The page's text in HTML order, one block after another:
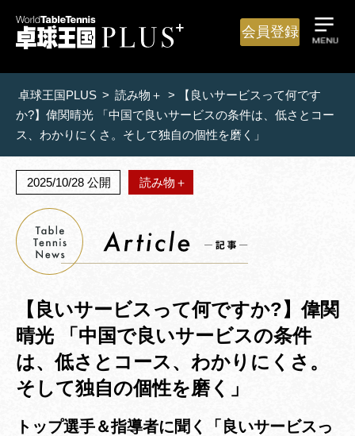
会員登録
卓球王国PLUS > 読み物＋ >
【良いサービスって何です
か?】偉関晴光 「中国で良いサービスの条件は、低さとコー
ス、わかりにくさ。そして独自の個性を磨く」
2025/10/28 公開 読み物＋
【良いサービスって何ですか?】偉関
晴光 「中国で良いサービスの条件
は、低さとコース、わかりにくさ。
そして独自の個性を磨く」
トップ選手＆指導者に聞く「良いサービスっ